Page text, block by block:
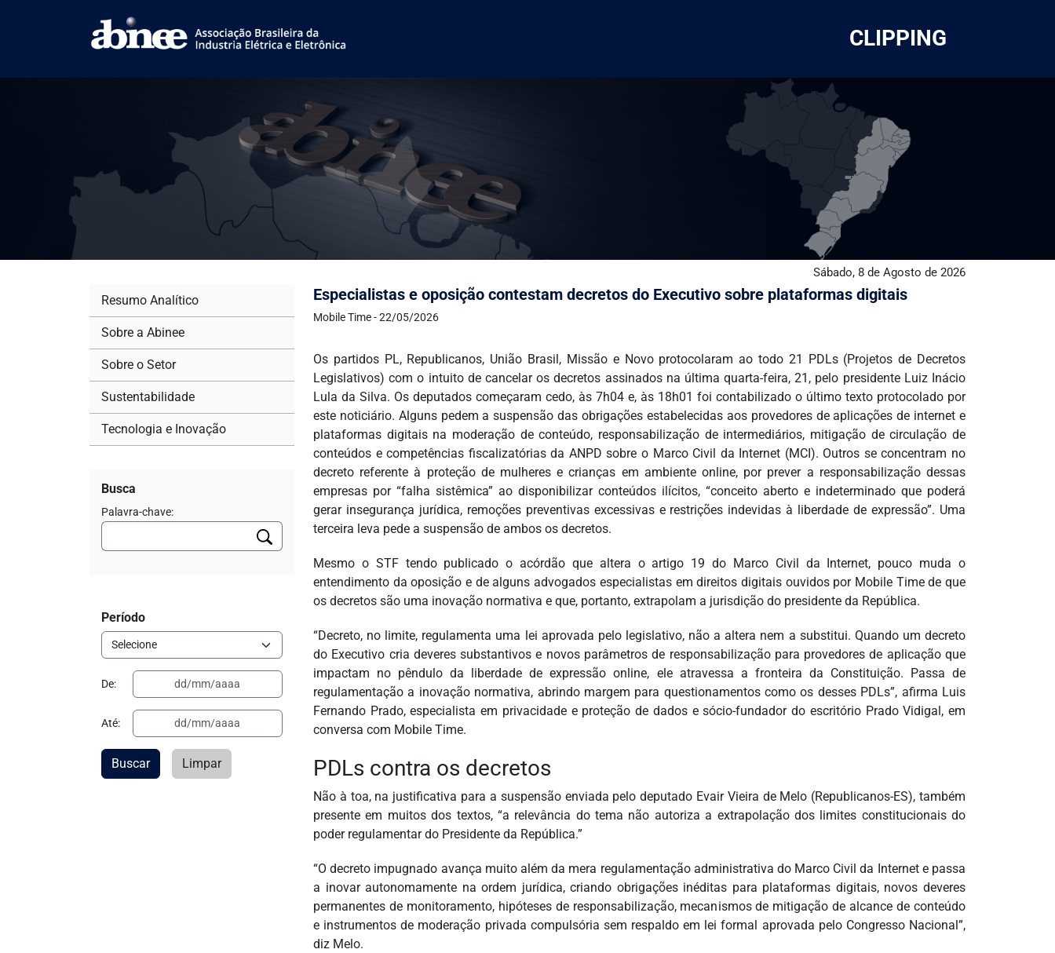
CLIPPING
Sábado, 8 de Agosto de 2026
Especialistas e oposição contestam decretos do Executivo sobre plataformas digitais
Mobile Time - 22/05/2026
Os partidos PL, Republicanos, União Brasil, Missão e Novo protocolaram ao todo 21 PDLs (Projetos de Decretos
Legislativos) com o intuito de cancelar os decretos assinados na última quarta-feira, 21, pelo presidente Luiz Inácio
Lula da Silva. Os deputados começaram cedo, às 7h04 e, às 18h01 foi contabilizado o último texto protocolado por
este noticiário. Alguns pedem a suspensão das obrigações estabelecidas aos provedores de aplicações de internet e
plataformas digitais na moderação de conteúdo, responsabilização de intermediários, mitigação de circulação de
conteúdos e competências fiscalizatórias da ANPD sobre o Marco Civil da Internet (MCI). Outros se concentram no
decreto referente à proteção de mulheres e crianças em ambiente online, por prever a responsabilização dessas
empresas por “falha sistêmica” ao disponibilizar conteúdos ilícitos, “conceito aberto e indeterminado que poderá
gerar insegurança jurídica, remoções preventivas excessivas e restrições indevidas à liberdade de expressão”. Uma
terceira leva pede a suspensão de ambos os decretos.
Mesmo o STF tendo publicado o acórdão que altera o artigo 19 do Marco Civil da Internet, pouco muda o
entendimento da oposição e de alguns advogados especialistas em direitos digitais ouvidos por Mobile Time de que
os decretos são uma inovação normativa e que, portanto, extrapolam a jurisdição do presidente da República.
“Decreto, no limite, regulamenta uma lei aprovada pelo legislativo, não a altera nem a substitui. Quando um decreto
do Executivo cria deveres substantivos e novos parâmetros de responsabilização para provedores de aplicação que
impactam no pêndulo da liberdade de expressão online, ele atravessa a fronteira da Constituição. Passa de
regulamentação a inovação normativa, abrindo margem para questionamentos como os desses PDLs”, afirma Luis
Fernando Prado, especialista em privacidade e proteção de dados e sócio-fundador do escritório Prado Vidigal, em
conversa com Mobile Time.
PDLs contra os decretos
Não à toa, na justificativa para a suspensão enviada pelo deputado Evair Vieira de Melo (Republicanos-ES), também
presente em muitos dos textos, “a relevância do tema não autoriza a extrapolação dos limites constitucionais do
poder regulamentar do Presidente da República.”
“O decreto impugnado avança muito além da mera regulamentação administrativa do Marco Civil da Internet e passa
a inovar autonomamente na ordem jurídica, criando obrigações inéditas para plataformas digitais, novos deveres
permanentes de monitoramento, hipóteses de responsabilização, mecanismos de mitigação de alcance de conteúdo
e instrumentos de moderação privada compulsória sem respaldo em lei formal aprovada pelo Congresso Nacional”,
diz Melo.
Resumo Analítico
Sobre a Abinee
Sobre o Setor
Sustentabilidade
Tecnologia e Inovação
Busca
Palavra-chave:
Período
De:
Até:
Buscar Limpar